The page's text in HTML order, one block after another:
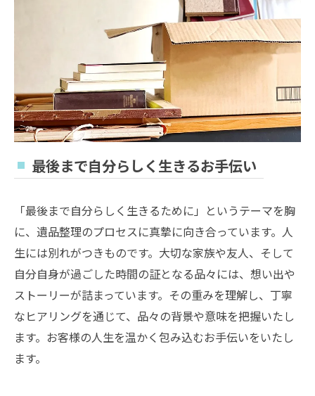
最後まで自分らしく生きるお手伝い
「最後まで自分らしく生きるために」というテーマを胸
に、遺品整理のプロセスに真摯に向き合っています。人
生には別れがつきものです。大切な家族や友人、そして
自分自身が過ごした時間の証となる品々には、想い出や
ストーリーが詰まっています。その重みを理解し、丁寧
なヒアリングを通じて、品々の背景や意味を把握いたし
ます。お客様の人生を温かく包み込むお手伝いをいたし
ます。